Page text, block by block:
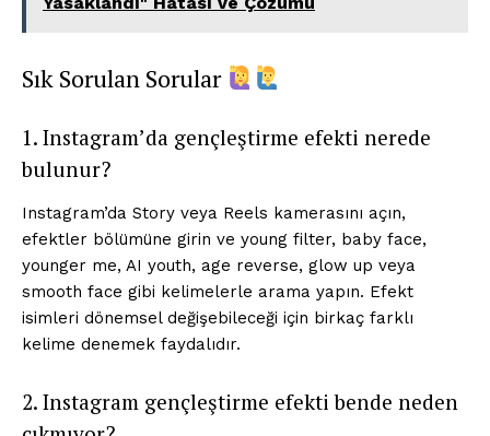
Sık Sorulan Sorular
1. Instagram’da gençleştirme efekti nerede
bulunur?
Instagram’da Story veya Reels kamerasını açın,
efektler bölümüne girin ve young filter, baby face,
younger me, AI youth, age reverse, glow up veya
smooth face gibi kelimelerle arama yapın. Efekt
isimleri dönemsel değişebileceği için birkaç farklı
kelime denemek faydalıdır.
2. Instagram gençleştirme efekti bende neden